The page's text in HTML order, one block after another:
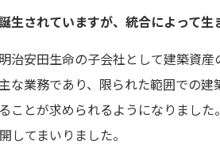
されていますが、統合によって生
治安田生命の子会社として建築資
な業務であり、限られた範囲での
ことが求められるようになりまし
してまいりました。